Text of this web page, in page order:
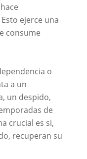
ejerce una
consume
o
a un
un despido,
de
crucial es si,
recuperan su